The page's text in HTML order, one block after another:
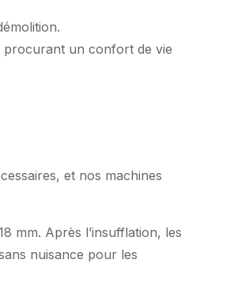
procurant un confort de vie
et nos machines
mm. Après l’insufflation, les
nuisance pour les